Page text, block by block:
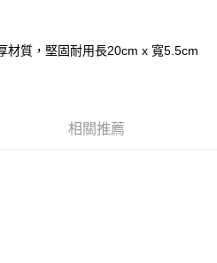
才付款」的支付方式。 讓您購物簡單
，即可結帳。
材質，堅固耐用長20cm x 寬5.5cm
相關推薦